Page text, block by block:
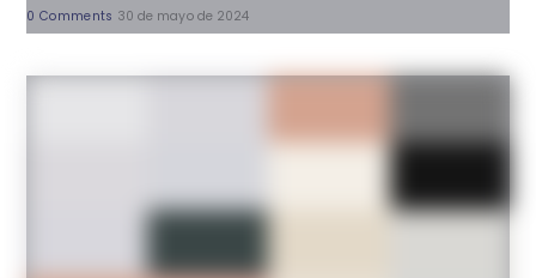
0 Comments 30 de mayo de 2024